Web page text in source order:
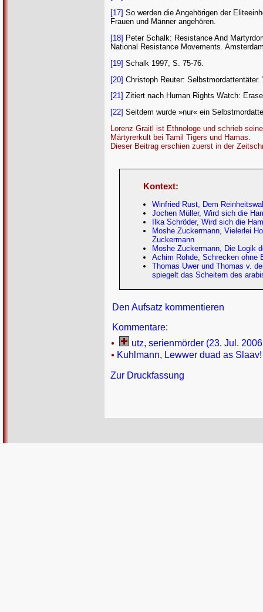
[17] So werden die Angehörigen der
Frauen und Männer angehören.
[18] Peter Schalk: Resistance And
National Resistance Movements.
[19] Schalk 1997, S. 75-76.
[20] Christoph Reuter:
[21] Zitiert nach Human Rights Watch:
[22] Seitdem wurde »nur« ein
Lorenz Graitl ist Ethnologe und schrieb
Märtyrerkult bei Tamil Tigers und Hamas.
Dieser Beitrag erschien zuerst in der
Kontext:
Winfried Rust, Dem
Jochen Müller, Wird sich die
Ilka Schröder, Wird sich die
Moshe Zuckermann, Vielerlei
Zuckermann
Moshe Zuckermann, Die Logik
Achim Rohde, Schrecken ohne
Thomas Uwer und Thomas v.
spiegelt das Scheitern des
Den Aufsatz kommentieren
Kommentare:
utz, serienmörder (23. Jul.
Kuhlmann, Lewwer duad as
Zur Druckfassung